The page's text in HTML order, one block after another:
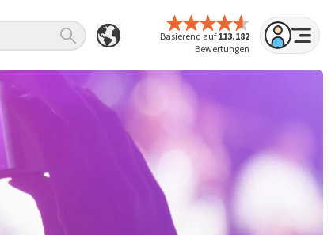
Basierend auf113.182
Bewertungen